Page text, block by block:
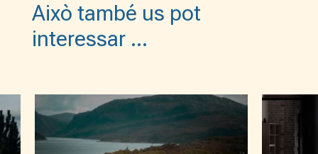
Això també us pot
interessar …